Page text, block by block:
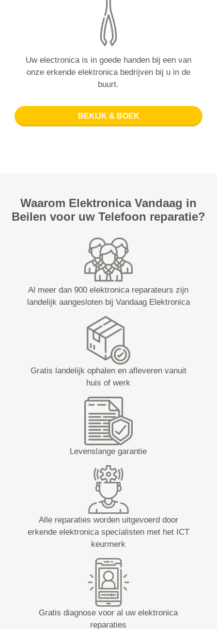
Uw electronica is in goede handen bij een van
onze erkende elektronica bedrijven bij u in de
buurt.
BEKIJK & BOEK
Waarom Elektronica Vandaag in
Beilen voor uw Telefoon reparatie?
Al meer dan 900 elektronica reparateurs zijn
landelijk aangesloten bij Vandaag Elektronica
Gratis landelijk ophalen en afleveren vanuit
huis of werk
Levenslange garantie
Alle reparaties worden uitgevoerd door
erkende elektronica specialisten met het ICT
keurmerk
Gratis diagnose voor al uw elektronica
reparaties